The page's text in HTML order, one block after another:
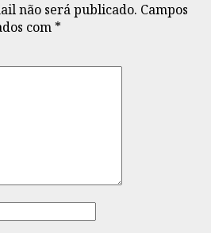
não será publicado. Campos
com *